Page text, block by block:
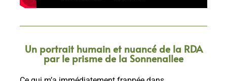
Un portrait humain et nuancé de la RDA
par le prisme de la Sonnenallee